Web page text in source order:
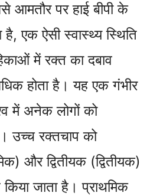
आमतौर पर हाई बीपी के
है, एक ऐसी स्वास्थ्य स्थिति
में रक्त का दबाव
होता है। यह एक गंभीर
में अनेक लोगों को
उच्च रक्तचाप को
और द्वितीयक (द्वितीयक)
किया जाता है। प्राथमिक